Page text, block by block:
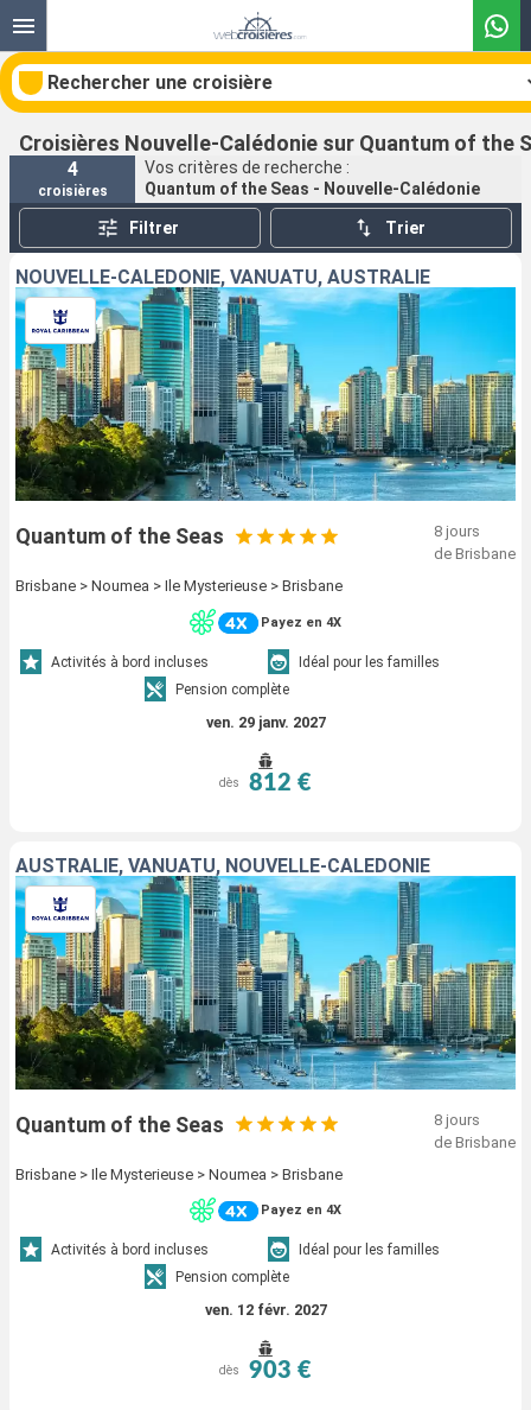
Rechercher une croisière
Nos destinations
Mois de départ
Ports Compagnies
Rechercher
Croisières Nouvelle-Calédonie sur Quantum of the
4
croisières
Vos critères de recherche :
Quantum of the Seas - Nouvelle-Calédonie
Filtrer Trier
NOUVELLE-CALÉDONIE, VANUATU, AUSTRALIE
Quantum of the Seas
8 jours
de Brisbane
Brisbane > Noumea > Ile Mysterieuse > Brisbane
Payez en 4X
Activités à bord incluses
Idéal pour les familles
Pension complète
ven. 29 janv. 2027
dès 812 €
AUSTRALIE, VANUATU, NOUVELLE-CALÉDONIE
Quantum of the Seas
8 jours
de Brisbane
Brisbane > Ile Mysterieuse > Noumea > Brisbane
Payez en 4X
Activités à bord incluses
Idéal pour les familles
Pension complète
ven. 12 févr. 2027
dès 903 €